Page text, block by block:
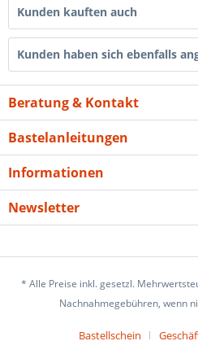
Kunden kauften auch
Kunden haben sich ebenfalls
Beratung & Kontakt
Bastelanleitungen
Informationen
Newsletter
* Alle Preise inkl. gesetzl.
Nachnahmegebühren, wenn
Bastellschein